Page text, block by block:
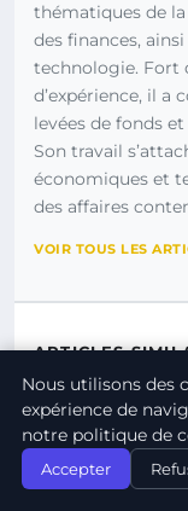
thématiques de
des finances,
technologie. Fort
d’expérience, il a
levées de fonds
Son travail
économiques et
des affaires
VOIR TOUS LES
ARTICLES
Nous utilisons des
expérience de
notre politique de
Accepter